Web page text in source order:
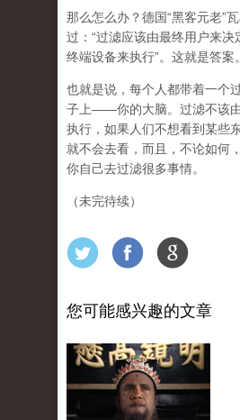
那么怎么办？德国“黑客元老”
过：“过滤应该由最终用户来决
终端设备来执行”。这就是答案。
也就是说，每个人都带着一个
子上——你的大脑。过滤不该
执行，如果人们不想看到某些
就不会去看，而且，不论如何
你自己去过滤很多事情。
（未完待续）
您可能感兴趣的文章